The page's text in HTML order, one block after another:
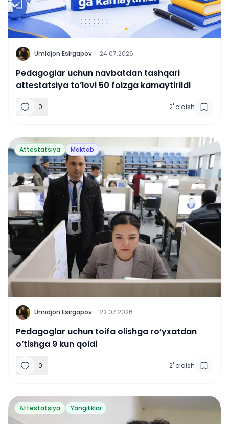
U Umidjon Esirgapov · 24.07.2026
Pedagoglar uchun navbatdan tashqari
attestatsiya to’lovi 50 foizga kamaytirildi
0 2' o‘qish
Attestatsiya Maktab
U Umidjon Esirgapov · 22.07.2026
Pedagoglar uchun toifa olishga ro’yxatdan
o’tishga 9 kun qoldi
0 2' o‘qish
Attestatsiya Yangiliklar